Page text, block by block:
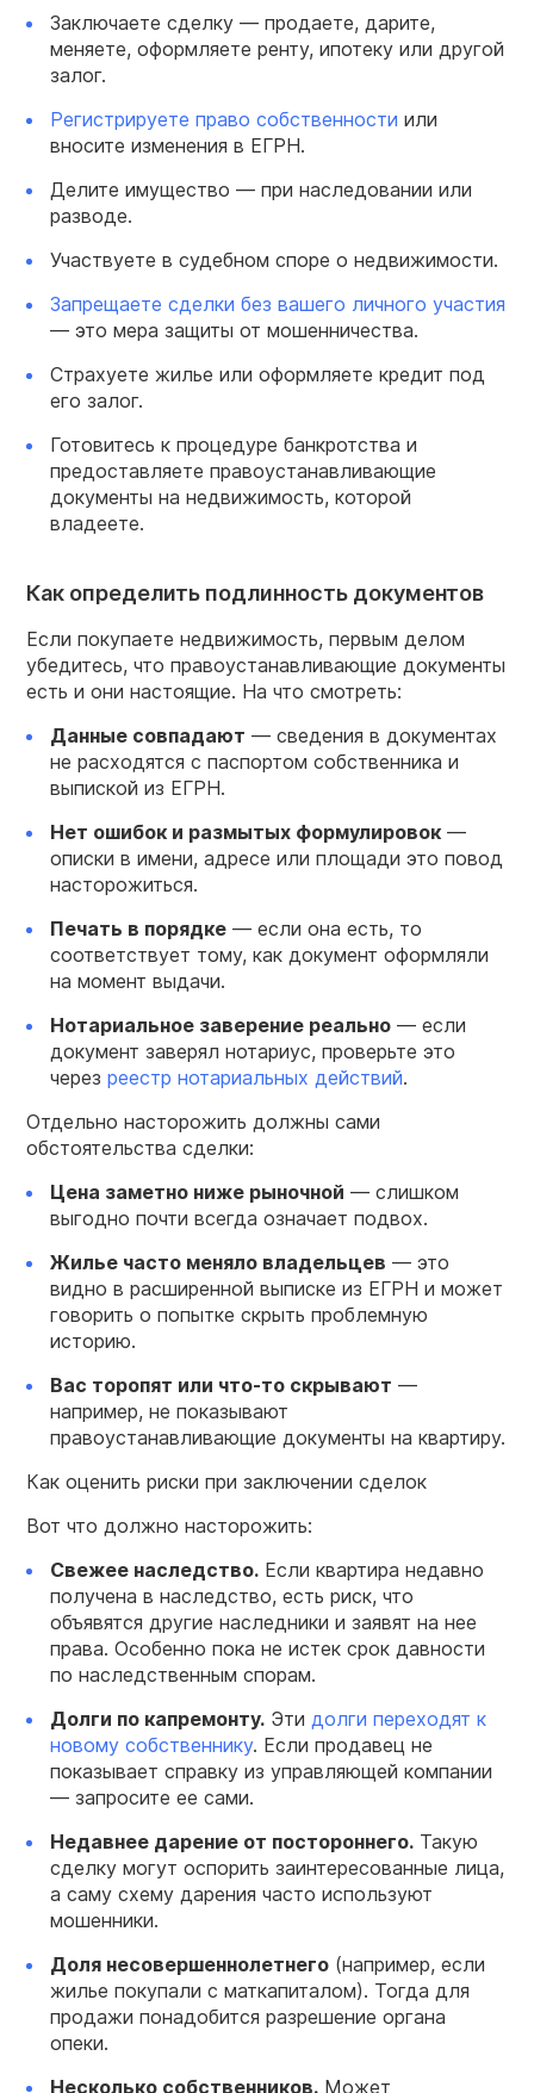
Заключаете сделку — продаете, дарите,
меняете, оформляете ренту, ипотеку или другой
залог.
Регистрируете право собственности или
вносите изменения в ЕГРН.
Делите имущество — при наследовании или
разводе.
Участвуете в судебном споре о недвижимости.
Запрещаете сделки без вашего личного участия
— это мера защиты от мошенничества.
Страхуете жилье или оформляете кредит под
его залог.
Готовитесь к процедуре банкротства и
предоставляете правоустанавливающие
документы на недвижимость, которой
владеете.
Как определить подлинность документов
Если покупаете недвижимость, первым делом
убедитесь, что правоустанавливающие документы
есть и они настоящие. На что смотреть:
Данные совпадают — сведения в документах
не расходятся с паспортом собственника и
выпиской из ЕГРН.
Нет ошибок и размытых формулировок —
описки в имени, адресе или площади это повод
насторожиться.
Печать в порядке — если она есть, то
соответствует тому, как документ оформляли
на момент выдачи.
Нотариальное заверение реально — если
документ заверял нотариус, проверьте это
через реестр нотариальных действий.
Отдельно насторожить должны сами
обстоятельства сделки:
Цена заметно ниже рыночной — слишком
выгодно почти всегда означает подвох.
Жилье часто меняло владельцев — это
видно в расширенной выписке из ЕГРН и может
говорить о попытке скрыть проблемную
историю.
Вас торопят или что-то скрывают —
например, не показывают
правоустанавливающие документы на квартиру.
Как оценить риски при заключении сделок
Вот что должно насторожить:
Свежее наследство. Если квартира недавно
получена в наследство, есть риск, что
объявятся другие наследники и заявят на нее
права. Особенно пока не истек срок давности
по наследственным спорам.
Долги по капремонту. Эти долги переходят к
новому собственнику. Если продавец не
показывает справку из управляющей компании
— запросите ее сами.
Недавнее дарение от постороннего. Такую
сделку могут оспорить заинтересованные лица,
а саму схему дарения часто используют
мошенники.
Доля несовершеннолетнего (например, если
жилье покупали с маткапиталом). Тогда для
продажи понадобится разрешение органа
опеки.
Несколько собственников. Может